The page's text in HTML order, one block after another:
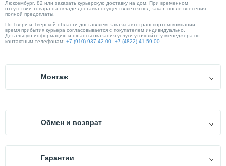
Люксембург, 82 или заказать курьерскую доставку на дом. При временном
отсутствии товара на складе доставка осуществляется под заказ, после внесения
полной предоплаты.
По Твери и Тверской области доставляем заказы автотранспортом компании,
время прибытия курьера согласовывается с покупателем индивидуально.
Детальную информацию и нюансы оказания услуги уточняйте у менеджера по
контактным телефонам: +7 (910) 937-42-00 +7 (4822) 41-59-00
Монтаж
Отопительные системы:
Осуществляем установку и обвязку отопительных котлов любого типа —
дизельных и газовых горелок.
алюминиевые, биметаллические и пр.
Монтируем системы теплых полов.
Обмен и возврат
Согласно ст. 21 Закона РФ от 07.02.1992 N 2300-1 (ред. от
существенных недостатков технически сложных товара до
Гарантии